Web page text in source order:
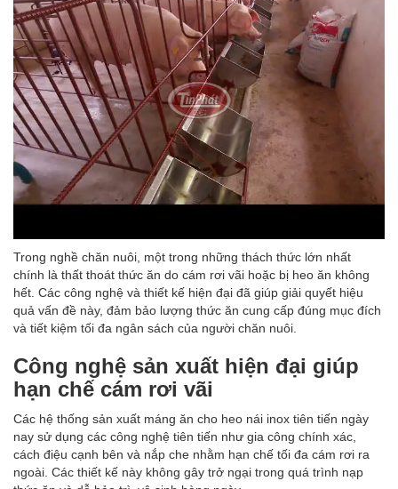
Trong nghề chăn nuôi, một trong những thách thức lớn nhất
chính là thất thoát thức ăn do cám rơi vãi hoặc bị heo ăn không
hết. Các công nghệ và thiết kế hiện đại đã giúp giải quyết hiệu
quả vấn đề này, đảm bảo lượng thức ăn cung cấp đúng mục đích
và tiết kiệm tối đa ngân sách của người chăn nuôi.
Công nghệ sản xuất hiện đại giúp
hạn chế cám rơi vãi
Các hệ thống sản xuất máng ăn cho heo nái inox tiên tiến ngày
nay sử dụng các công nghệ tiên tiến như gia công chính xác,
cách điệu cạnh bên và nắp che nhằm hạn chế tối đa cám rơi ra
ngoài. Các thiết kế này không gây trở ngại trong quá trình nạp